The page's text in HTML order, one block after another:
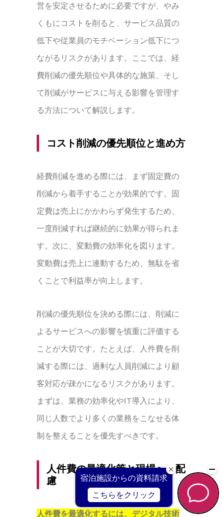
営を安定させるために必要ですが、やみ
くもにコストを削ると、サービス品質の
低下や従業員のモチベーション低下につ
ながるリスクがあります。ここでは、経
費削減の優先順位や具体的な施策、そし
て削減がサービスに与える影響を管理す
る方法について解説します。
コスト削減の優先順位と進め方
経費削減を進める際には、まず固定費の
削減から着手することが効果的です。固
定費は売上にかかわらず発生するため、
一度削減すれば継続的に効果が得られま
す。次に、変動費の効率化を図ります。
変動費は売上に連動するため、無駄を省
くことで利益率が向上します。
削減の優先順位を決める際には、削減に
よるサービスへの影響を慎重に評価する
ことが大切です。たとえば、人件費を削
減する際には、過剰な人員削減により顧
客対応が疎かになるリスクがあります。
まずは、業務の効率化やIT導入により、
同じ人数でより多くの業務をこなせる体
制を整えることを優先すべきです。
人件費の最適化策と現場への配
慮
人件費を最適化するには、デジタル技術